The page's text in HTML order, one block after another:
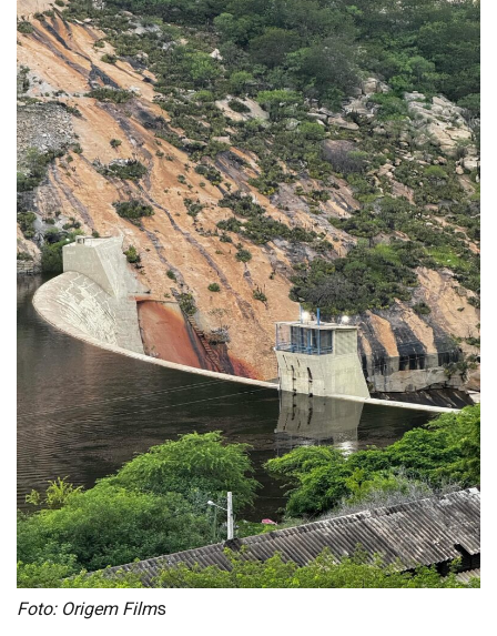
Foto: Origem Films